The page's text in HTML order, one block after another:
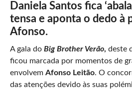
Daniela Santos fica
tensa e aponta o dedo à
Afonso.
A gala do Big Brother Verão, deste
ficou marcada por momentos de
envolvem Afonso Leitão. O
das atenções devido às suas